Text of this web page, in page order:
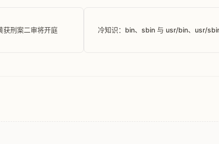
获刑案二审将开庭
冷知识：bin、sbin 与 usr/bin、usr/